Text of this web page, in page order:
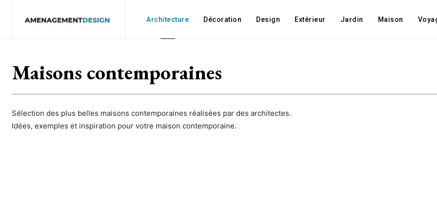
Architecture Décoration Design Extérieur Jardin Maison
Maisons contemporaines
Sélection des plus belles maisons contemporaines réalisées par des architectes.
Idées, exemples et inspiration pour votre maison contemporaine.